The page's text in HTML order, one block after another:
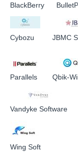
BlackBerry
Cybozu JBMC
Parallels Qbik-
Vandyke Software
Wing Soft